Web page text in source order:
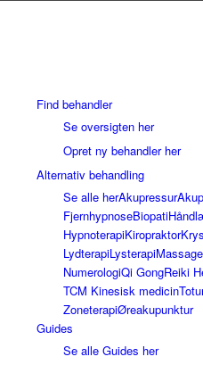
Find behandler
Se oversigten her
Opret ny behandler her
Alternativ behandling
Se alle herAkupressur
FjernhypnoseBiopati
HypnoterapiKiropraktor
LydterapiLysterapiMassage
NumerologiQi GongReiki
TCM Kinesisk medicin
ZoneterapiØreakupunktur
Guides
Se alle Guides her